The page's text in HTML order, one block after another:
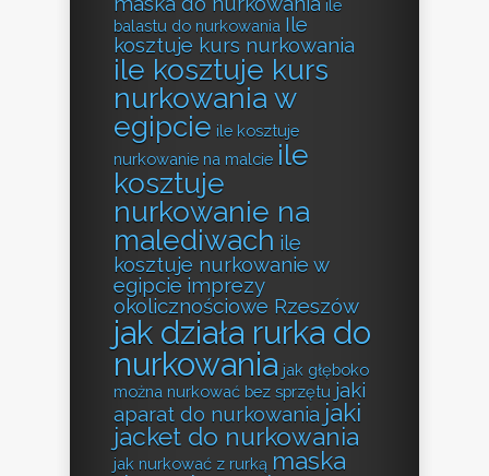
ile
balastu do nurkowania Ile
kosztuje kurs nurkowania
ile kosztuje kurs
nurkowania w
egipcie ile kosztuje
nurkowanie na malcie ile
kosztuje
nurkowanie na
malediwach ile
kosztuje nurkowanie w
egipcie imprezy
okolicznościowe Rzeszów
jak działa rurka do
nurkowania jak głęboko
można nurkować bez sprzętu jaki
aparat do nurkowania jaki
jacket do nurkowania
jak nurkować z rurką maska